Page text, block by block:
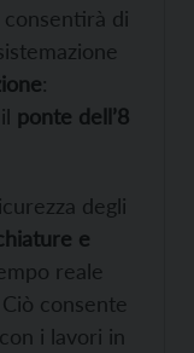
di
:
ponte dell’8
degli
e
reale
consente
i lavori in